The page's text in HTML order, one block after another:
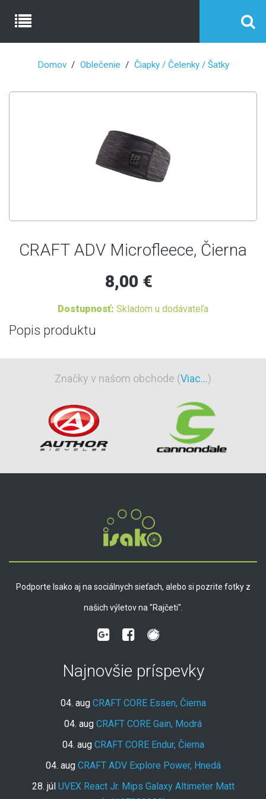
Domov Oblečenie Čiapky / Čelenky / Šatky
CRAFT ADV Microfleece, Čierna
8,00 €
Dostupnosť: Skladom u dodávateľa
Popis produktu
Značky v našom obchode (Viac...)
Podporte Isako aj na sociálnych sieťach, alebo si pozrite fotky z
našich výletov na "Rajčeti".
Najnovšie príspevky
04. aug CRAFT CORE Essen, Čierna
04. aug CRAFT CORE Gain, Modrá
04. aug CRAFT CORE Endur, Čierna
04. aug CRAFT ADV Explore Power, Hnedá
28. júl UVEX React Jr. Mips Galaxy Altimeter Matt